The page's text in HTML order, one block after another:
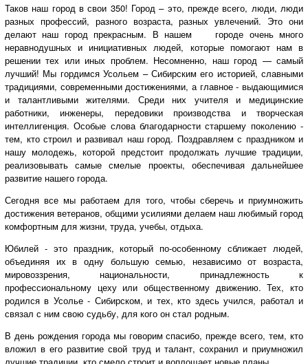
Таков наш город в свои 350! Город – это, прежде всего, люди, люди
разных профессий, разного возраста, разных увлечений. Это они
делают наш город прекрасным. В нашем городе очень много
неравнодушных и инициативных людей, которые помогают нам в
решении тех или иных проблем. Несомненно, наш город — самый
лучший! Мы гордимся Усольем – Сибирским его историей, славными
традициями, современными достижениями, а главное - выдающимися
и талантливыми жителями. Среди них учителя и медицинские
работники, инженеры, передовики производства и творческая
интеллигенция. Особые слова благодарности старшему поколению -
тем, кто строил и развивал наш город. Поздравляем с праздником и
нашу молодежь, которой предстоит продолжать лучшие традиции,
реализовывать самые смелые проекты, обеспечивая дальнейшее
развитие нашего города.
Сегодня все мы работаем для того, чтобы сберечь и приумножить
достижения ветеранов, общими усилиями делаем наш любимый город
комфортным для жизни, труда, учебы, отдыха.
Юбилей - это праздник, который по-особенному сближает людей,
объединяя их в одну большую семью, независимо от возраста,
мировоззрения, национальности, принадлежность к
профессиональному цеху или общественному движению. Тех, кто
родился в Усолье - Сибирском, и тех, кто здесь учился, работал и
связал с ним свою судьбу, для кого он стал родным.
В день рождения города мы говорим спасибо, прежде всего, тем, кто
вложил в его развитие свой труд и талант, сохранил и приумножил
лучшие традиции, кто смело строит и воплощает новые планы.